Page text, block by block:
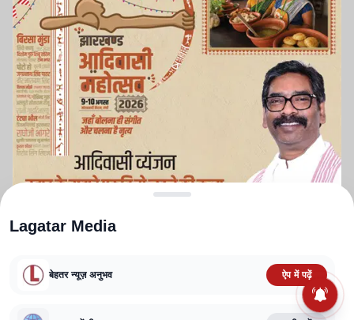
TERMS AND CONDITIONS
Lagatar Media
बेहतर न्यूज़ अनुभव ऐप में पढ़ें